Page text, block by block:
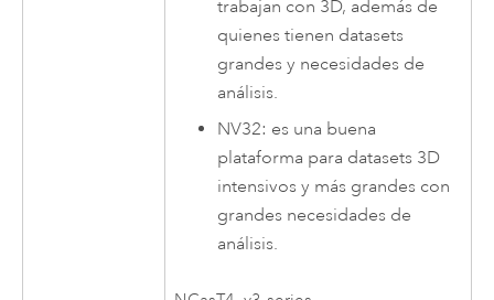
trabajan con 3D, además de
quienes tienen datasets
grandes y necesidades de
análisis.
NV32: es una buena
plataforma para datasets 3D
intensivos y más grandes con
grandes necesidades de
análisis.